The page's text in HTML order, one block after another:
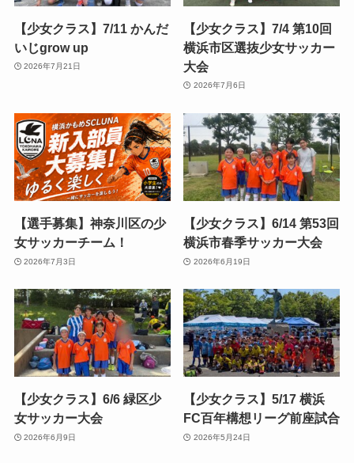
【少女クラス】7/11 かんだ
いじgrow up
2026年7月21日
【少女クラス】7/4 第10回
横浜市区選抜少女サッカー
大会
2026年7月6日
【選手募集】神奈川区の少
女サッカーチーム！
2026年7月3日
【少女クラス】6/14 第53回
横浜市春季サッカー大会
2026年6月19日
【少女クラス】6/6 緑区少
女サッカー大会
2026年6月9日
【少女クラス】5/17 横浜
FC百年構想リーグ前座試合
2026年5月24日